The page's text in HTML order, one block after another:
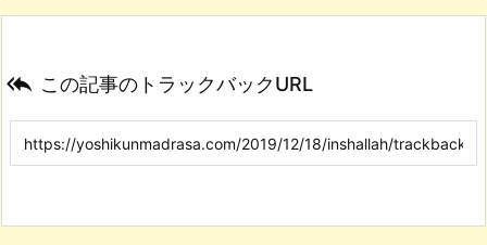
 この記事のトラックバックURL